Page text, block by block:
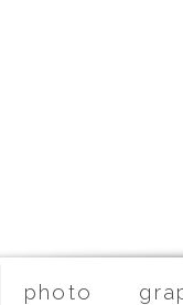
photo